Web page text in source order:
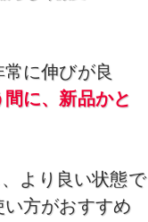
に伸びが良
に、新品かと
より良い状態で
い方がおすすめ